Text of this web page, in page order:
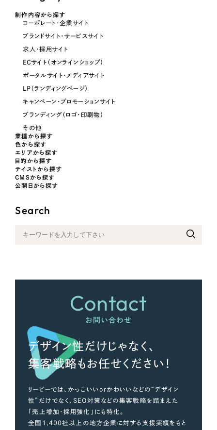
オレンジ・橙色
イエロー・黄色
ピンク・桃色
カラフル・多色
制作内容から探す
コーポレート・企業サイト
ブランドサイト・サービスサイト
求人・採用サイト
ECサイト（オンラインショップ）
ポータルサイト・メディアサイト
LP（ランディングページ）
キャンペーン・プロモーションサイト
ブランディング（ロゴ・印刷物）
その他
業種から探す
色から探す
エリアから探す
目的から探す
テイストから探す
CMSから探す
公開日から探す
Search
Contact
お問い合わせ
デザイン性だけじゃなく、
集客戦略もお任せください！
リーピーでは、かっこいいorかわいいなどの“デザイン
性”だけでなく、SEO対策などの集客戦略を踏まえた
「売上増加・採用強化」にも特化。
全国1,400社以上の地方企業に対する支援実績をもと